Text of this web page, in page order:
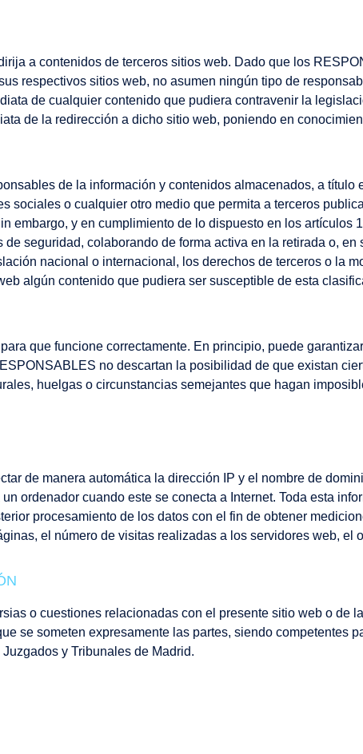
a contenidos de terceros sitios web. Dado que los
respectivos sitios web, no asumen ningún tipo de
de cualquier contenido que pudiera contravenir la
de la redirección a dicho sitio web, poniendo en
de la información y contenidos almacenados, a título
sociales o cualquier otro medio que permita a terceros
embargo, y en cumplimiento de lo dispuesto en los artículos
seguridad, colaborando de forma activa en la retirada o,
nacional o internacional, los derechos de terceros o la
algún contenido que pudiera ser susceptible de esta
que funcione correctamente. En principio, puede
no descartan la posibilidad de que existan
huelgas o circunstancias semejantes que hagan
de manera automática la dirección IP y el nombre de
ordenador cuando este se conecta a Internet. Toda esta
procesamiento de los datos con el fin de obtener
el número de visitas realizadas a los servidores web, el
o cuestiones relacionadas con el presente sitio web o de
se someten expresamente las partes, siendo competentes
y Tribunales de Madrid.